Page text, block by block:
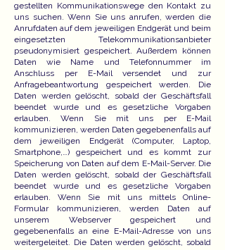
gestellten Kommunikationswege den Kontakt zu
uns suchen. Wenn Sie uns anrufen, werden die
Anrufdaten auf dem jeweiligen Endgerät und beim
eingesetzten Telekommunikationsanbieter
pseudonymisiert gespeichert. Außerdem können
Daten wie Name und Telefonnummer im
Anschluss per E-Mail versendet und zur
Anfragebeantwortung gespeichert werden. Die
Daten werden gelöscht, sobald der Geschäftsfall
beendet wurde und es gesetzliche Vorgaben
erlauben. Wenn Sie mit uns per E-Mail
kommunizieren, werden Daten gegebenenfalls auf
dem jeweiligen Endgerät (Computer, Laptop,
Smartphone,…) gespeichert und es kommt zur
Speicherung von Daten auf dem E-Mail-Server. Die
Daten werden gelöscht, sobald der Geschäftsfall
beendet wurde und es gesetzliche Vorgaben
erlauben. Wenn Sie mit uns mittels Online-
Formular kommunizieren, werden Daten auf
unserem Webserver gespeichert und
gegebenenfalls an eine E-Mail-Adresse von uns
weitergeleitet. Die Daten werden gelöscht, sobald